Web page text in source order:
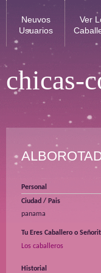
chicas-
Neuvos
Usuarios
Ver
Personal
Ciudad / Pais
panama
Tu Eres Caballero o
Los caballeros
Historial